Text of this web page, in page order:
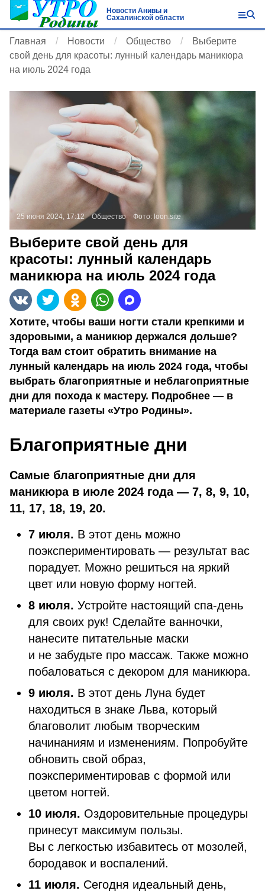
Новости Анивы и
Сахалинской области
Главная Новости Общество
Выберите
свой день для красоты: лунный календарь маникюра
на июль 2024 года
25 июня 2024, 17:12 Общество Фото: loon.site
Выберите свой день для
красоты: лунный календарь
маникюра на июль 2024 года
Хотите, чтобы ваши ногти стали крепкими и
здоровыми, а маникюр держался дольше?
Тогда вам стоит обратить внимание на
лунный календарь на июль 2024 года, чтобы
выбрать благоприятные и неблагоприятные
дни для похода к мастеру. Подробнее — в
материале газеты «Утро Родины».
Благоприятные дни
Самые благоприятные дни для
маникюра в июле 2024 года — 7, 8, 9, 10,
11, 17, 18, 19, 20.
7 июля. В этот день можно
поэкспериментировать — результат вас
порадует. Можно решиться на яркий
цвет или новую форму ногтей.
8 июля. Устройте настоящий спа-день
для своих рук! Сделайте ванночки,
нанесите питательные маски
и не забудьте про массаж. Также можно
побаловаться с декором для маникюра.
9 июля. В этот день Луна будет
находиться в знаке Льва, который
благоволит любым творческим
начинаниям и изменениям. Попробуйте
обновить свой образ,
поэкспериментировав с формой или
цветом ногтей.
10 июля. Оздоровительные процедуры
принесут максимум пользы.
Вы с легкостью избавитесь от мозолей,
бородавок и воспалений.
11 июля. Сегодня идеальный день,